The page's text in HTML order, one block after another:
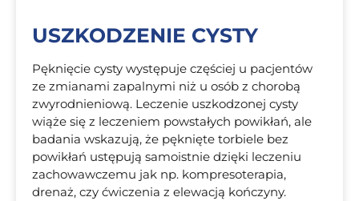
USZKODZENIE CYSTY
Pęknięcie cysty występuje częściej u pacjentów
ze zmianami zapalnymi niż u osób z chorobą
zwyrodnieniową. Leczenie uszkodzonej cysty
wiąże się z leczeniem powstałych powikłań, ale
badania wskazują, że pęknięte torbiele bez
powikłań ustępują samoistnie dzięki leczeniu
zachowawczemu jak np. kompresoterapia,
drenaż, czy ćwiczenia z elewacją kończyny.